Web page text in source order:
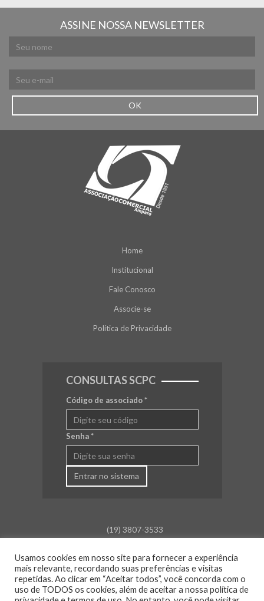
ASSINE NOSSA NEWSLETTER
OK
Home
Institucional
Fale Conosco
Associe-se
Política de Privacidade
CONSULTAS SCPC
Código de associado*
Senha*
Entrar no sistema
(19) 3807-3533
Rua Barão de Campinas, 675
Centro - Amparo - SP
Usamos cookies em nosso site para fornecer a experiência
mais relevante, recordando suas preferências e visitas
repetidas. Ao clicar em “Aceitar todos”, você concorda com o
uso de TODOS os cookies, além de aceitar a nossa política de